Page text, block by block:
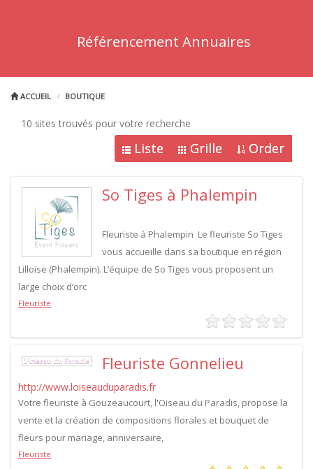
Référencement Annuaires
ACCUEIL BOUTIQUE
10 sites trouvés pour votre recherche
Liste Grille Order
So Tiges à Phalempin
Fleuriste à Phalempin Le fleuriste So Tiges
vous accueille dans sa boutique en région
Lilloise (Phalempin). L’équipe de So Tiges vous proposent un
large choix d’orc
Fleuriste
Fleuriste Gonnelieu
http://www.loiseauduparadis.fr
Votre fleuriste à Gouzeaucourt, l'Oiseau du Paradis, propose la
vente et la création de compositions florales et bouquet de
fleurs pour mariage, anniversaire,
Fleuriste